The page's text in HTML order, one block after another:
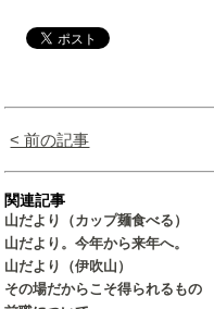
< 前の記事
関連記事
山だより（カップ麺食べる）
山だより。今年から来年へ。
山だより（伊吹山）
その場だからこそ得られるもの